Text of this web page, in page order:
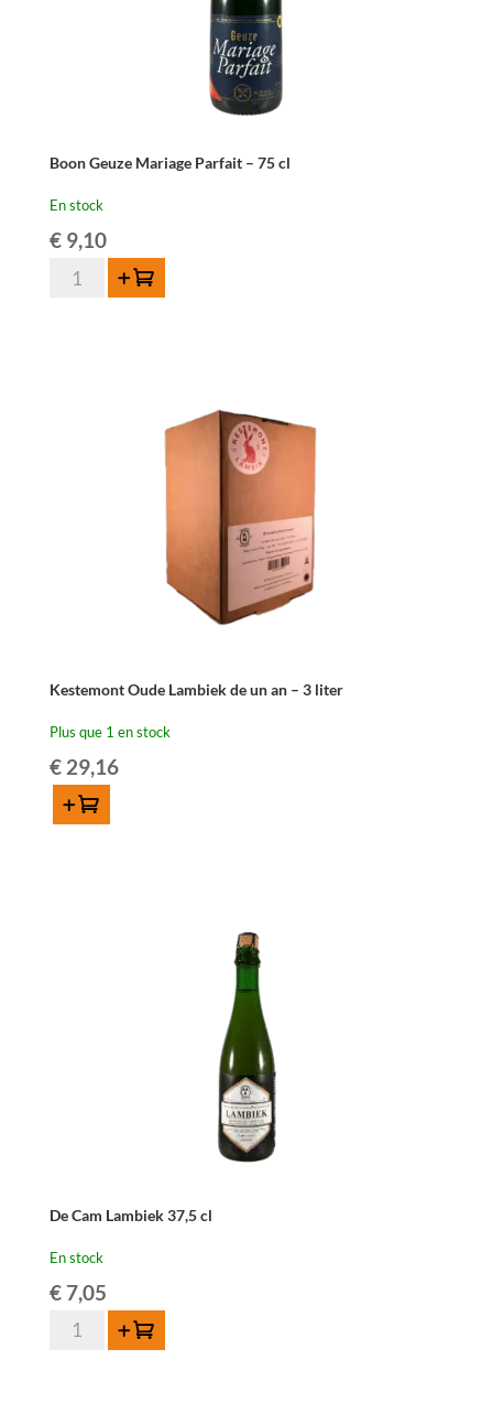
Boon Geuze Mariage Parfait – 75 cl
En stock
€9,10
quantité
Ajouter au panier
Kestemont Oude Lambiek de un an – 3 liter
Plus que 1 en stock
€29,16
Ajouter au panier
De Cam Lambiek 37,5 cl
En stock
€7,05
quantité
Ajouter au panier